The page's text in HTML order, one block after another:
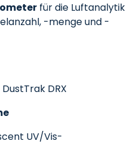
für die Luftanalytik
-menge und -
DRX
UV/Vis-